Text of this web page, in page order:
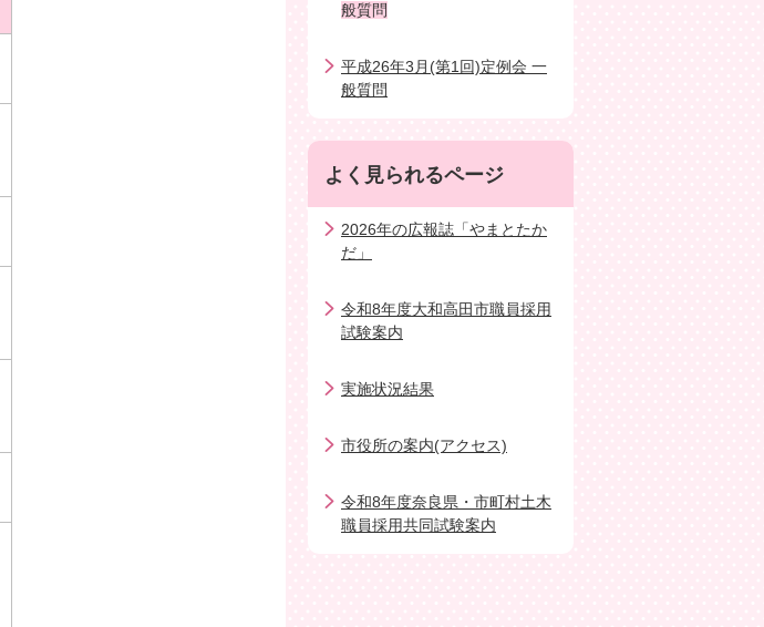
般質問
平成26年3月(第1回)定例会 一
般質問
よく見られるページ
2026年の広報誌「やまとたか
だ」
令和8年度大和高田市職員採用
試験案内
実施状況結果
市役所の案内(アクセス)
令和8年度奈良県・市町村土木
職員採用共同試験案内